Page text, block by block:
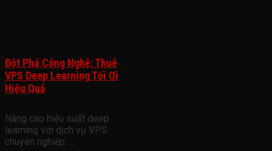
Đột Phá Công Nghệ: Thuê
VPS Deep Learning Tối Ơi
Hiệu Quả
Nâng cao hiệu suất deep
learning với dịch vụ VPS
chuyên nghiệp. ...